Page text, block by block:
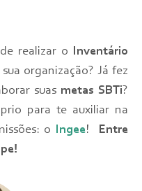
realizar o Inventário
sua organização? Já fez
suas metas SBTi?
para te auxiliar na
o Ingee! Entre